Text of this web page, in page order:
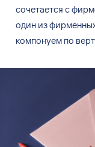
сочетается с
один из
компонуем по